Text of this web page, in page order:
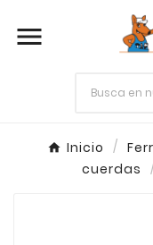

Inicio
cuerdas